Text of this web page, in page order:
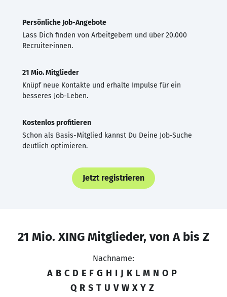
Persönliche Job-Angebote
Lass Dich finden von Arbeitgebern und über 20.000
Recruiter·innen.
21 Mio. Mitglieder
Knüpf neue Kontakte und erhalte Impulse für ein
besseres Job-Leben.
Kostenlos profitieren
Schon als Basis-Mitglied kannst Du Deine Job-Suche
deutlich optimieren.
Jetzt registrieren
21 Mio. XING Mitglieder, von A bis Z
Nachname:
A B C D E F G H I J K L M N O P
Q R S T U V W X Y Z